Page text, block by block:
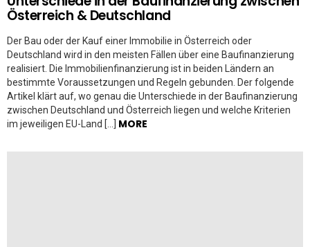
Österreich & Deutschland
Der Bau oder der Kauf einer Immobilie in Österreich oder
Deutschland wird in den meisten Fällen über eine Baufinanzierung
realisiert. Die Immobilienfinanzierung ist in beiden Ländern an
bestimmte Voraussetzungen und Regeln gebunden. Der folgende
Artikel klärt auf, wo genau die Unterschiede in der Baufinanzierung
zwischen Deutschland und Österreich liegen und welche Kriterien
im jeweiligen EU-Land […] MORE